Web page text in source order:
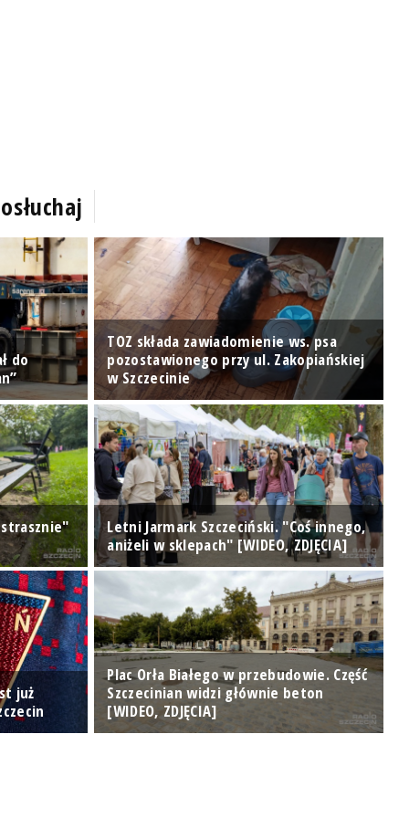
do
TOZ składa zawiadomienie ws. psa
pozostawionego przy ul. Zakopiańskiej
w Szczecinie
strasznie"
Letni Jarmark Szczeciński. "Coś innego,
aniżeli w sklepach" [WIDEO, ZDJĘCIA]
już
Plac Orła Białego w przebudowie. Część
Szczecinian widzi głównie beton
[WIDEO, ZDJĘCIA]